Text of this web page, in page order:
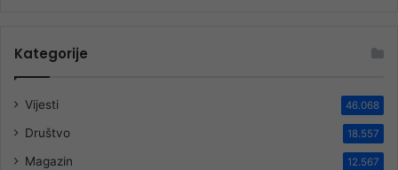
Kategorije
Vijesti 46.068
Društvo 18.557
Magazin 12.567